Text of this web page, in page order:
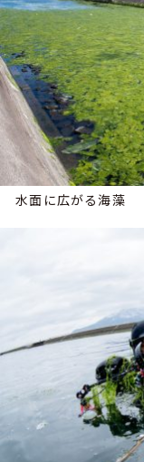
水面に広がる海藻